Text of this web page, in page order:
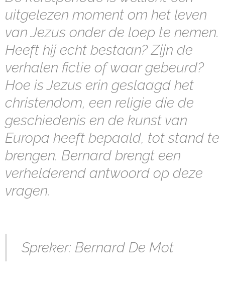
uitgelezen moment om het leven
van Jezus onder de loep te nemen.
Heeft hij echt bestaan? Zijn de
verhalen fictie of waar gebeurd?
Hoe is Jezus erin geslaagd het
christendom, een religie die de
geschiedenis en de kunst van
Europa heeft bepaald, tot stand te
brengen. Bernard brengt een
verhelderend antwoord op deze
vragen.
Spreker: Bernard De Mot